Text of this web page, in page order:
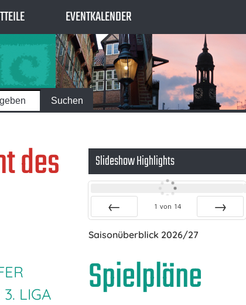
EVENTKALENDER
des
LIGA
Slideshow Highlights
1 von 14
Saisonüberblick 2026/27
Spielpläne